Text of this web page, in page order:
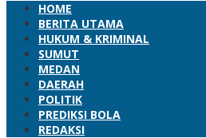
HOME
BERITA UTAMA
HUKUM & KRIMINAL
SUMUT
MEDAN
DAERAH
POLITIK
PREDIKSI BOLA
REDAKSI